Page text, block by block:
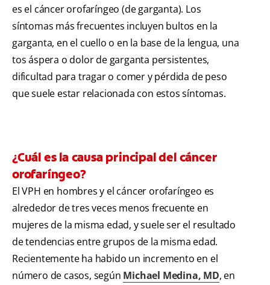
es el cáncer orofaríngeo (de garganta). Los
síntomas más frecuentes incluyen bultos en la
garganta, en el cuello o en la base de la lengua, una
tos áspera o dolor de garganta persistentes,
dificultad para tragar o comer y pérdida de peso
que suele estar relacionada con estos síntomas.
¿Cuál es la causa principal del cáncer
orofaríngeo?
El VPH en hombres y el cáncer orofaríngeo es
alrededor de tres veces menos frecuente en
mujeres de la misma edad, y suele ser el resultado
de tendencias entre grupos de la misma edad.
Recientemente ha habido un incremento en el
número de casos, según Michael Medina, MD, en